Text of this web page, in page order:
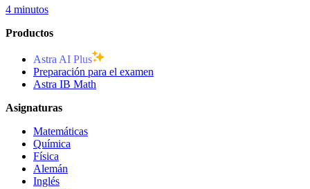
4 minutos
Productos
Astra AI Plus
Preparación para el examen
Astra IB Math
Asignaturas
Matemáticas
Química
Física
Alemán
Inglés